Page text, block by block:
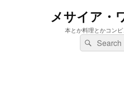
メサイア・
本とか料理とかコン
検
索:
検
索